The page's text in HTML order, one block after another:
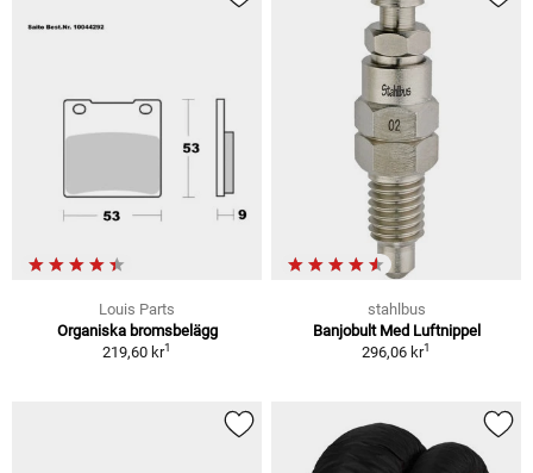
Louis Parts
Organiska bromsbelägg
219,60 kr1
stahlbus
Banjobult Med Luftnippel
296,06 kr1